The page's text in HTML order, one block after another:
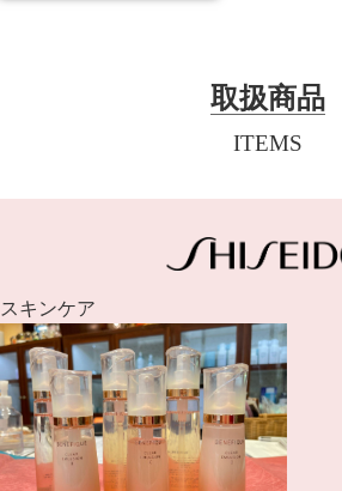
取扱商品
ITEMS
スキンケア